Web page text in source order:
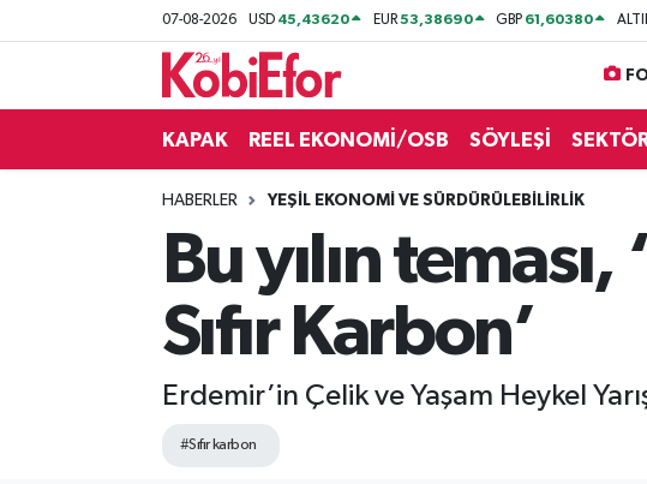
07-08-2026 USD 45,43620 EUR53,38690 GBP 61,60380
KAPAK REEL EKONOMİ/OSB SÖYLEŞİ
HABERLER YEŞİL EKONOMİ VE SÜRDÜRÜLEBİLİRLİK
Bu yılın
Sıfır Karbon’
Erdemir’in Çelik ve Yaşam Heykel
#Sıfır karbon
BİLİŞİM PANO
HABERLER